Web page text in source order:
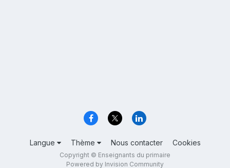
Langue Thème Nous contacter Cookies
Copyright © Enseignants du primaire
Powered by Invision Community